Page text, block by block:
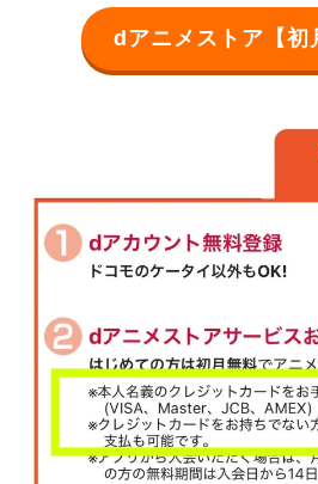
dアニメストア【初